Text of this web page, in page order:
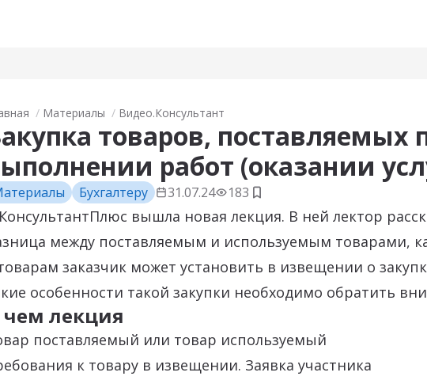
Материалы Видео.Консультант
товаров, поставляемых
работ (оказании
Бухгалтеру 31.07.24 183 Добавить в закладки
вышла новая лекция. В ней лектор
между поставляемым и используемым товарами,
заказчик может установить в извещении о
особенности такой закупки необходимо обратить
лекция
поставляемый или товар используемый
к товару в извещении. Заявка участника